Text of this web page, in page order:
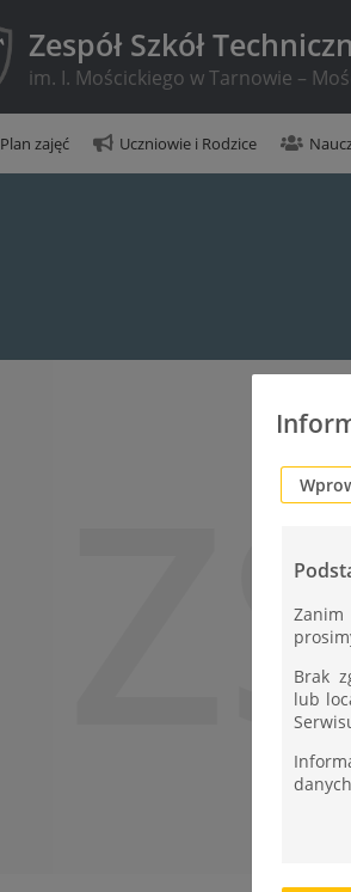
Zespół Szkół
im. I. Mościckiego w Tarnowie –
Plan zajęć Uczniowie i Rodzice
Brak
lub